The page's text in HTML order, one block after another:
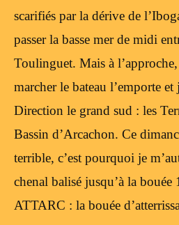
scarifiés par la dérive de
passer la basse mer de midi
Toulinguet. Mais à
marcher le bateau l’emporte et
Direction le grand sud : les
Bassin d’Arcachon. Ce
terrible, c’est pourquoi je
chenal balisé jusqu’à la bouée
ATTARC : la bouée